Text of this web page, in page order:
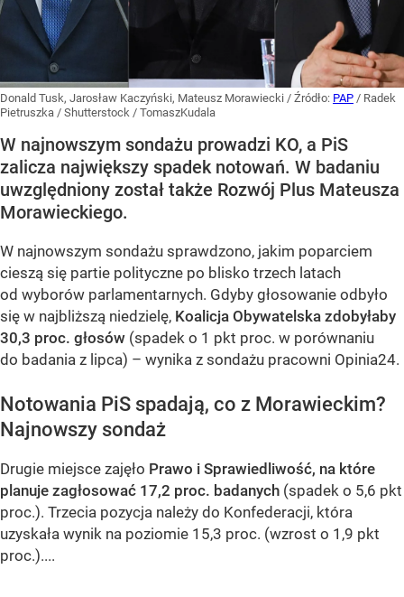
Donald Tusk, Jarosław Kaczyński, Mateusz Morawiecki / Źródło: PAP / Radek
Pietruszka / Shutterstock / TomaszKudala
W najnowszym sondażu prowadzi KO, a PiS
zalicza największy spadek notowań. W badaniu
uwzględniony został także Rozwój Plus Mateusza
Morawieckiego.
W najnowszym sondażu sprawdzono, jakim poparciem
cieszą się partie polityczne po blisko trzech latach
od wyborów parlamentarnych. Gdyby głosowanie odbyło
się w najbliższą niedzielę, Koalicja Obywatelska zdobyłaby
30,3 proc. głosów (spadek o 1 pkt proc. w porównaniu
do badania z lipca) – wynika z sondażu pracowni Opinia24.
Notowania PiS spadają, co z Morawieckim?
Najnowszy sondaż
Drugie miejsce zajęło Prawo i Sprawiedliwość, na które
planuje zagłosować 17,2 proc. badanych (spadek o 5,6 pkt
proc.). Trzecia pozycja należy do Konfederacji, która
uzyskała wynik na poziomie 15,3 proc. (wzrost o 1,9 pkt
proc.)....